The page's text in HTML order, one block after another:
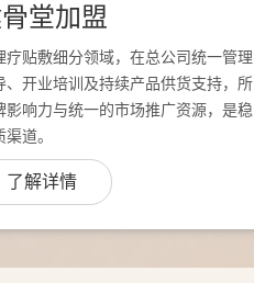
堂加盟
贴敷细分领域，在总公司统一管理
开业培训及持续产品供货支持，所
响力与统一的市场推广资源，是稳
道。
了解详情